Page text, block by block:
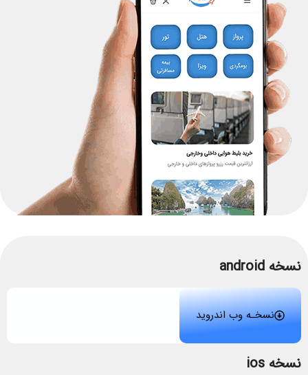
نسخه android
نسخـه وب اندروید
نسخه ios